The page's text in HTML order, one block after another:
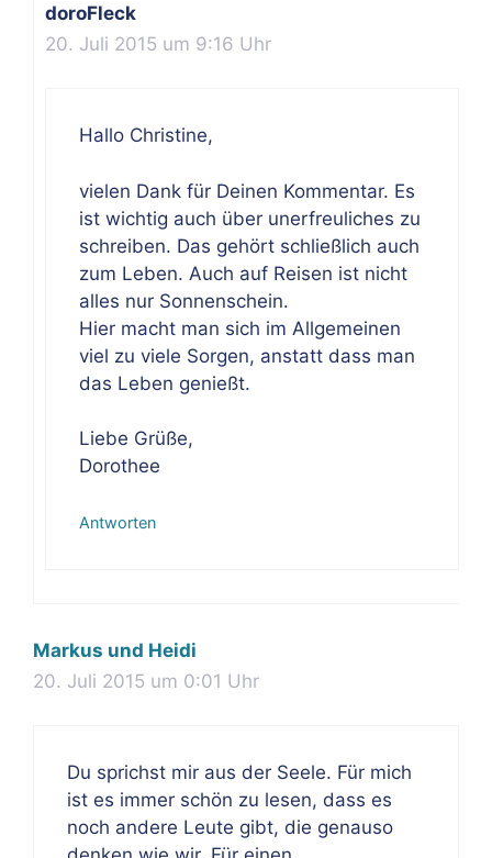
doroFleck
20. Juli 2015 um 9:16 Uhr
Hallo Christine,
vielen Dank für Deinen Kommentar. Es
ist wichtig auch über unerfreuliches zu
schreiben. Das gehört schließlich auch
zum Leben. Auch auf Reisen ist nicht
alles nur Sonnenschein.
Hier macht man sich im Allgemeinen
viel zu viele Sorgen, anstatt dass man
das Leben genießt.
Liebe Grüße,
Dorothee
Antworten
Markus und Heidi
20. Juli 2015 um 0:01 Uhr
Du sprichst mir aus der Seele. Für mich
ist es immer schön zu lesen, dass es
noch andere Leute gibt, die genauso